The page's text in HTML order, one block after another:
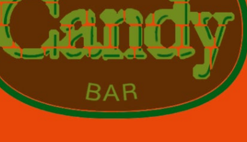
書籍・雑誌出版 アニメ・漫画
ソーシャルグッド ビューティー・ヘルス
CAMPFIRE for Social Good CAMPFIRE Creation